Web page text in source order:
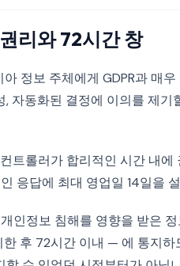
리와 72시간 창
아 정보 주체에게 GDPR과 매
, 자동화된 결정에 이의를 제
트롤러가 합리적인 시간 내
응답에 최대 영업일 14일을
인정보 침해를 영향을 받은
후 72시간 이내 — 에 통지